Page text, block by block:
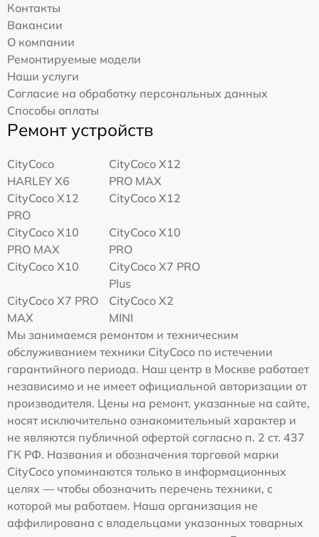
Контакты
Вакансии
О компании
Ремонтируемые модели
Наши услуги
Согласие на обработку персональных данных
Способы оплаты
Ремонт устройств
CityCoco
HARLEY X6
CityCoco X12
PRO MAX
CityCoco X12
PRO
CityCoco X12
CityCoco X10
PRO MAX
CityCoco X10
PRO
CityCoco X10
CityCoco X7 PRO
Plus
CityCoco X7 PRO
MAX
CityCoco X2
MINI
Мы занимаемся ремонтом и техническим
обслуживанием техники CityCoco по истечении
гарантийного периода. Наш центр в Москве работает
независимо и не имеет официальной авторизации от
производителя. Цены на ремонт, указанные на сайте,
носят исключительно ознакомительный характер и
не являются публичной офертой согласно п. 2 ст. 437
ГК РФ. Названия и обозначения торговой марки
CityCoco упоминаются только в информационных
целях — чтобы обозначить перечень техники, с
которой мы работаем. Наша организация не
аффилирована с владельцами указанных товарных